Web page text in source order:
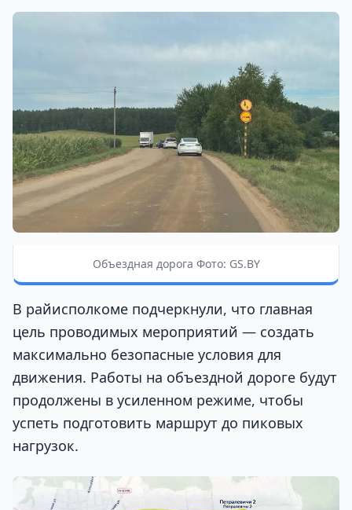
Объездная дорога Фото: GS.BY
В райисполкоме подчеркнули, что главная
цель проводимых мероприятий — создать
максимально безопасные условия для
движения. Работы на объездной дороге будут
продолжены в усиленном режиме, чтобы
успеть подготовить маршрут до пиковых
нагрузок.